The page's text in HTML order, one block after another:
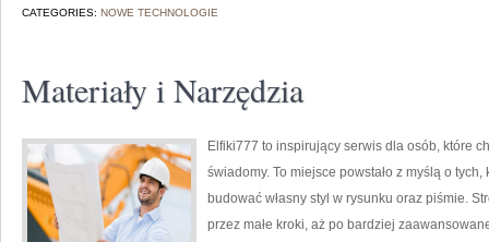
CATEGORIES: NOWE TECHNOLOGIE
Materiały i Narzędzia
Elfiki777 to inspirujący serwis dla osób, które
świadomy. To miejsce powstało z myślą o
budować własny styl w rysunku oraz piśmie.
przez małe kroki, aż po bardziej